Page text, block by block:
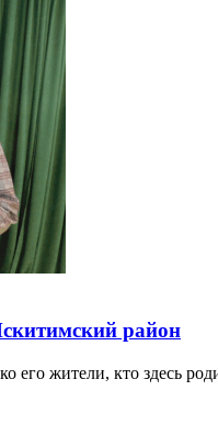
район
его жители, кто здесь